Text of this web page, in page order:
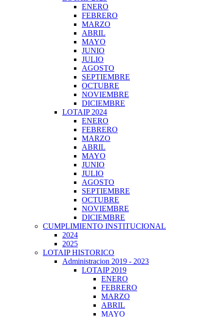
ENERO
FEBRERO
MARZO
ABRIL
MAYO
JUNIO
JULIO
AGOSTO
SEPTIEMBRE
OCTUBRE
NOVIEMBRE
DICIEMBRE
LOTAIP 2024
ENERO
FEBRERO
MARZO
ABRIL
MAYO
JUNIO
JULIO
AGOSTO
SEPTIEMBRE
OCTUBRE
NOVIEMBRE
DICIEMBRE
CUMPLIMIENTO INSTITUCIONAL
2024
2025
LOTAIP HISTORICO
Administracion 2019 - 2023
LOTAIP 2019
ENERO
FEBRERO
MARZO
ABRIL
MAYO